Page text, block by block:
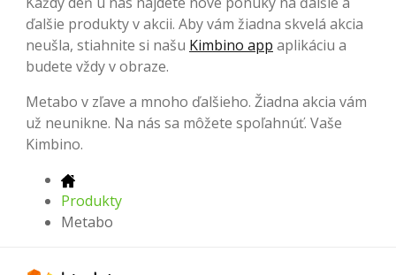
ďalšie produkty v akcii. Aby vám žiadna skvelá akcia
neušla, stiahnite si našu Kimbino app aplikáciu a
budete vždy v obraze.
Metabo v zľave a mnoho ďalšieho. Žiadna akcia vám
už neunikne. Na nás sa môžete spoľahnúť. Vaše
Kimbino.
Produkty
Metabo